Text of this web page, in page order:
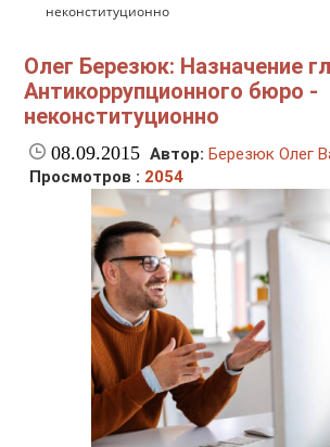
неконституционно
Олег Березюк: Назначение
Антикоррупционного бюро -
неконституционно
08.09.2015 Автор: Березюк Олег
Просмотров : 2054